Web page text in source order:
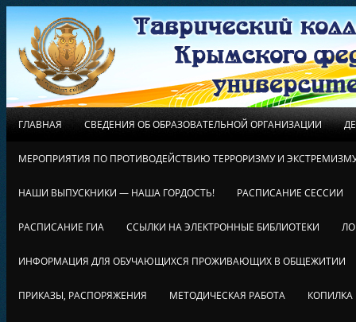
ГЛАВНАЯ СВЕДЕНИЯ ОБ ОБРАЗОВАТЕЛЬНОЙ ОРГАНИЗАЦИИ
МЕРОПРИЯТИЯ ПО ПРОТИВОДЕЙСТВИЮ ТЕРРОРИЗМУ И
НАШИ ВЫПУСКНИКИ — НАША ГОРДОСТЬ! РАСПИСАНИЕ СЕССИИ
РАСПИСАНИЕ ГИА ССЫЛКИ НА ЭЛЕКТРОННЫЕ БИБЛИОТЕКИ
ИНФОРМАЦИЯ ДЛЯ ОБУЧАЮЩИХСЯ ПРОЖИВАЮЩИХ В ОБЩЕЖИТИИ
ПРИКАЗЫ, РАСПОРЯЖЕНИЯ МЕТОДИЧЕСКАЯ РАБОТА КОПИЛКА